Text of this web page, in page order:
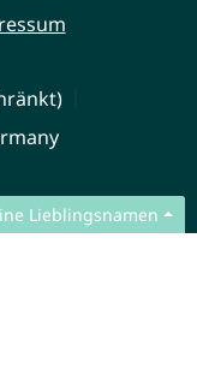
Lieblingsnamen